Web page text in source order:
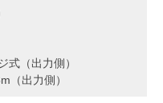
式（出力側）
（出力側）